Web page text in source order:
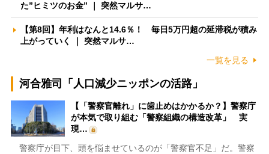
た”ヒミツのお金” ｜ 突然マルサ…
【第8回】年利はなんと14.6％！ 毎日5万円超の延滞税が積み
上がっていく ｜ 突然マルサ…
一覧を見る
河合雅司「人口減少ニッポンの活路」
【「警察官離れ」に歯止めはかかるか？】警察庁
が本気で取り組む「警察組織の構造改革」 実
現…
警察庁が目下、頭を悩ませているのが「警察官不足」だ。警察